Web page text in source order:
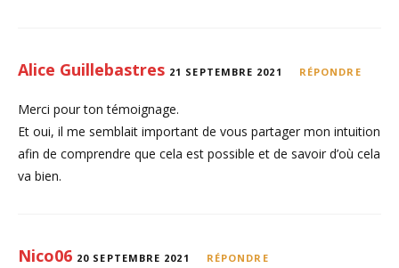
Alice Guillebastres 21 SEPTEMBRE 2021 RÉPONDRE
Merci pour ton témoignage.
Et oui, il me semblait important de vous partager mon intuition
afin de comprendre que cela est possible et de savoir d’où cela
va bien.
Nico06 20 SEPTEMBRE 2021 RÉPONDRE